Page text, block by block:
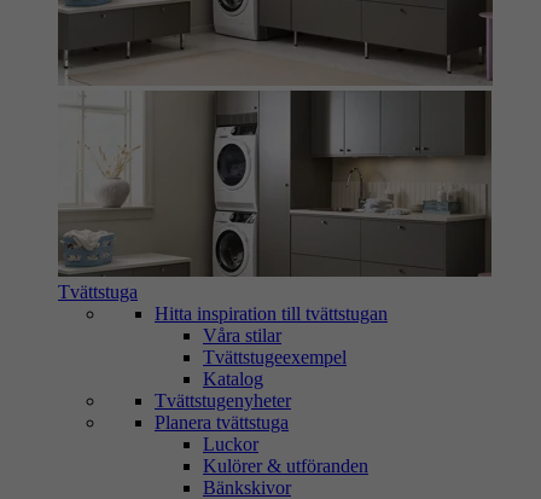
Tvättstuga
Hitta inspiration till tvättstugan
Våra stilar
Tvättstugeexempel
Katalog
Tvättstugenyheter
Planera tvättstuga
Luckor
Kulörer & utföranden
Bänkskivor